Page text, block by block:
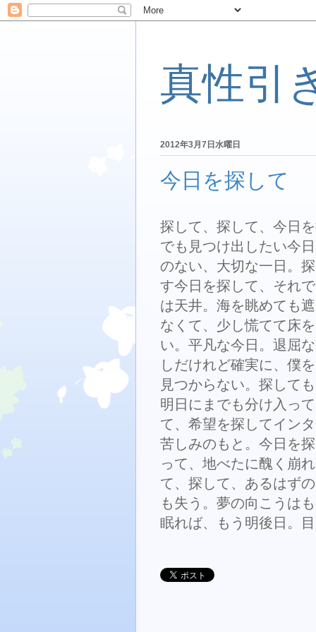
真性引
2012年3月7日水曜日
今日を探して
探して、探して、今日
でも見つけ出したい今
のない、大切な一日。
す今日を探して、それ
は天井。海を眺めても
なくて、少し慌てて床
い。平凡な今日。退屈
しだけれど確実に、僕
見つからない。探して
明日にまでも分け入っ
て、希望を探してイン
苦しみのもと。今日を
って、地べたに醜く崩
て、探して、あるはず
も失う。夢の向こうは
眠れば、もう明後日。